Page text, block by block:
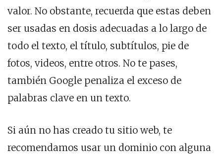
valor. No obstante, recuerda que estas deben
ser usadas en dosis adecuadas a lo largo de
todo el texto, el título, subtítulos, pie de
fotos, videos, entre otros. No te pases,
también Google penaliza el exceso de
palabras clave en un texto.
Si aún no has creado tu sitio web, te
recomendamos usar un dominio con alguna